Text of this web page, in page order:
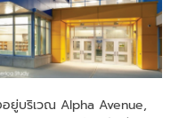
ยู่บริเวณ Alpha Avenue,